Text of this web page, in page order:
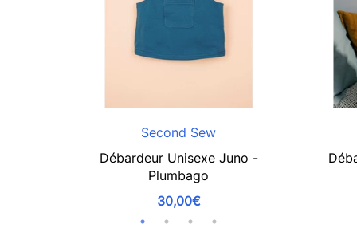
Second Sew
Débardeur Unisexe Juno -
Plumbago
30,00€